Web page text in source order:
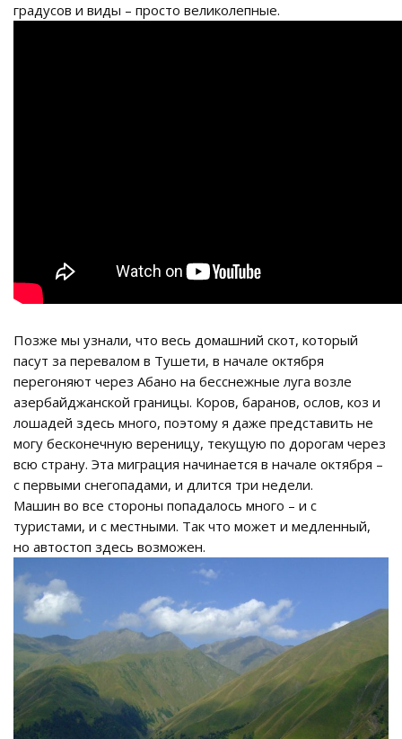
градусов и виды – просто великолепные.
Позже мы узнали, что весь домашний скот, который
пасут за перевалом в Тушети, в начале октября
перегоняют через Абано на бесснежные луга возле
азербайджанской границы. Коров, баранов, ослов, коз и
лошадей здесь много, поэтому я даже представить не
могу бесконечную вереницу, текущую по дорогам через
всю страну. Эта миграция начинается в начале октября –
с первыми снегопадами, и длится три недели.
Машин во все стороны попадалось много – и с
туристами, и с местными. Так что может и медленный,
но автостоп здесь возможен.